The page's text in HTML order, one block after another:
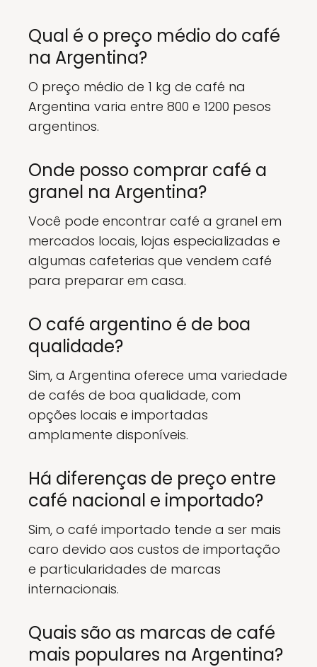
Qual é o preço médio do café
na Argentina?
O preço médio de 1 kg de café na
Argentina varia entre 800 e 1200 pesos
argentinos.
Onde posso comprar café a
granel na Argentina?
Você pode encontrar café a granel em
mercados locais, lojas especializadas e
algumas cafeterias que vendem café
para preparar em casa.
O café argentino é de boa
qualidade?
Sim, a Argentina oferece uma variedade
de cafés de boa qualidade, com
opções locais e importadas
amplamente disponíveis.
Há diferenças de preço entre
café nacional e importado?
Sim, o café importado tende a ser mais
caro devido aos custos de importação
e particularidades de marcas
internacionais.
Quais são as marcas de café
mais populares na Argentina?